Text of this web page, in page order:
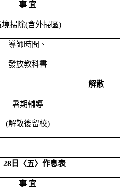
事 宜
境掃除(含外掃區)
導師時間、
發放教科書
解散
暑期輔導
(解散後留校)
28日〈五〉作息表
事 宜